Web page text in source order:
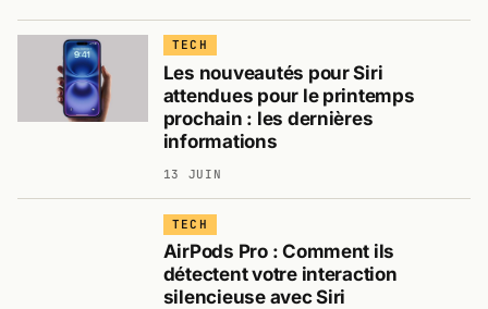
TECH
Les nouveautés pour Siri
attendues pour le printemps
prochain : les dernières
informations
13 JUIN
TECH
AirPods Pro : Comment ils
détectent votre interaction
silencieuse avec Siri